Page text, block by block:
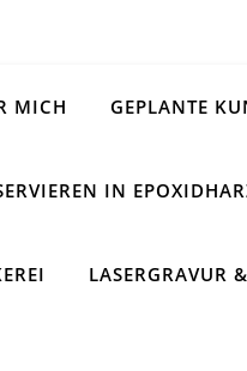
MICH GEPLANTE
IN EPOXIDHARZ
LASERGRAVUR